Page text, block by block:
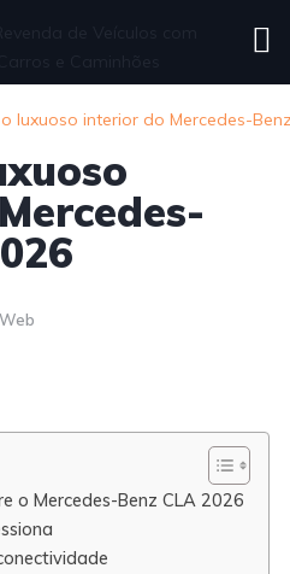
luxuoso interior do Mercedes-
o Mercedes-Benz CLA 2026